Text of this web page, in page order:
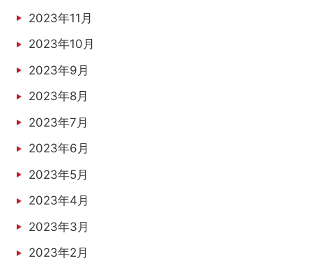
2023年11月
2023年10月
2023年9月
2023年8月
2023年7月
2023年6月
2023年5月
2023年4月
2023年3月
2023年2月